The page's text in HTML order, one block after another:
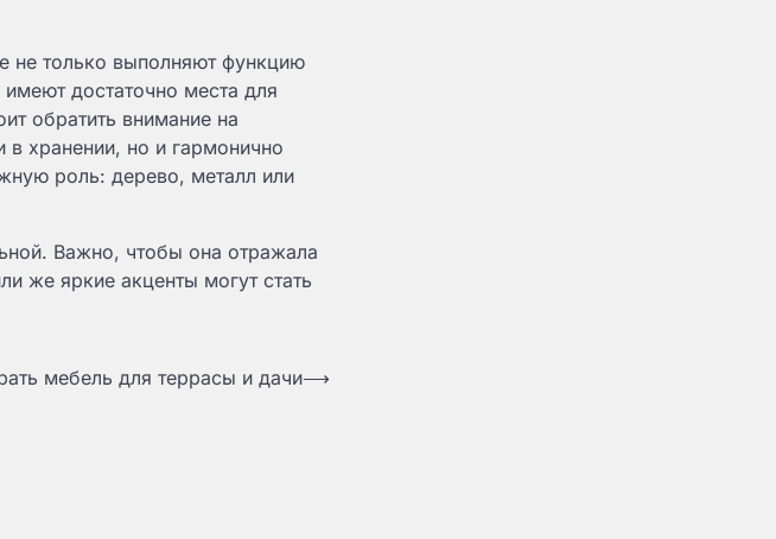
не только выполняют функцию
достаточно места для
обратить внимание на
хранении, но и гармонично
роль: дерево, металл или
Важно, чтобы она отражала
же яркие акценты могут стать
мебель для террасы и дачи⟶